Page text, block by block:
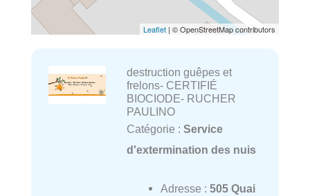
Leaflet | © OpenStreetMap contributors
destruction guêpes et
frelons- CERTIFIÉ
BIOCIODE- RUCHER
PAULINO
Catégorie : Service
d'extermination des nuis
Adresse : 505 Quai